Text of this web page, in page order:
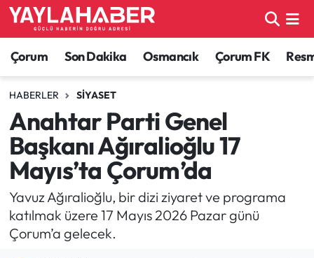
Çorum Son Dakika Osmancık Çorum FK
HABERLER SIYASET
Anahtar Parti Genel
Başkanı Ağıralioğlu 17
Mayıs’ta Çorum’da
Yavuz Ağıralioğlu, bir dizi ziyaret ve programa
katılmak üzere 17 Mayıs 2026 Pazar günü
Çorum’a gelecek.
Alaca Haberleri
Bayat Haberleri
Bilgi - Keşfet Haberleri
Bilim ve Teknoloji
Boğazkale Haberleri
Çorum Haberleri
Çorum Nöbetçi Eczaneler
Çorum Hava Durumu
Çorum Namaz Vakitleri
Çorum Trafik Yoğunluk Haritası
TFF 1.Lig Puan Durumu ve Fikstür
Tüm Manşetler